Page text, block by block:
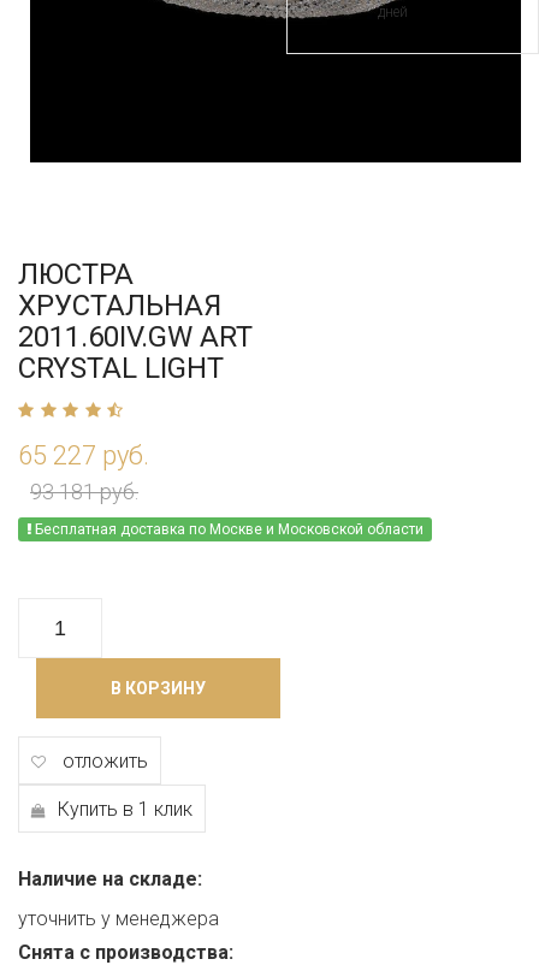
ЛЮСТРА
ХРУСТАЛЬНАЯ
2011.60IV.GW ART
CRYSTAL LIGHT
65 227 руб.
93 181 руб.
Бесплатная доставка по Москве и Московской области
В КОРЗИНУ
отложить
Купить в 1 клик
Наличие на складе:
уточнить у менеджера
Снята с производства:
дней